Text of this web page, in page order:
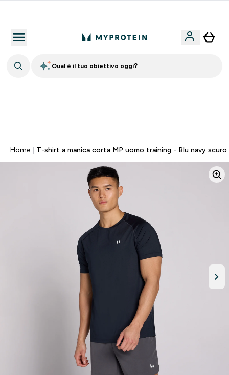
Qual è il tuo obiettivo oggi?
Home T-shirt a manica corta MP uomo training - Blu navy scuro